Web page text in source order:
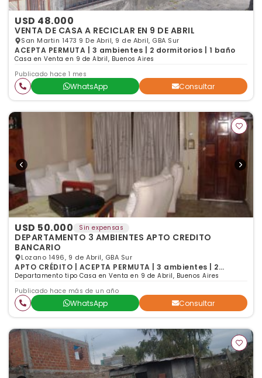
USD 48.000
VENTA DE CASA A RECICLAR EN 9 DE ABRIL
San Martin 1473 9 De Abril, 9 de Abril, GBA Sur
ACEPTA PERMUTA | 3 ambientes | 2 dormitorios | 1 baño
Casa en Venta en 9 de Abril, Buenos Aires
Publicado hace 1 mes
WhatsApp Consultar
USD 50.000 Sin expensas
DEPARTAMENTO 3 AMBIENTES APTO CREDITO
BANCARIO
Lozano 1496, 9 de Abril, GBA Sur
APTO CRÉDITO | ACEPTA PERMUTA | 3 ambientes | 2
dormitorios | 1 baño
Departamento tipo Casa en Venta en 9 de Abril, Buenos Aires
Publicado hace más de un año
WhatsApp Consultar